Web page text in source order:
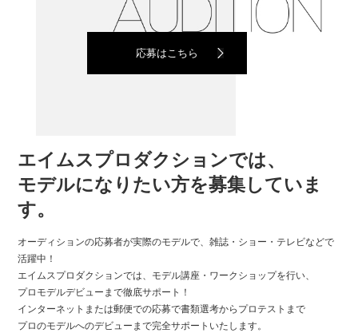
応募はこちら
エイムスプロダクションでは、
モデルになりたい方を募集していま
す。
オーディションの応募者が実際のモデルで、雑誌・ショー・テレビなどで
活躍中！
エイムスプロダクションでは、モデル講座・ワークショップを行い、
プロモデルデビューまで徹底サポート！
インターネットまたは郵便での応募で書類選考からプロテストまで
プロのモデルへのデビューまで完全サポートいたします。